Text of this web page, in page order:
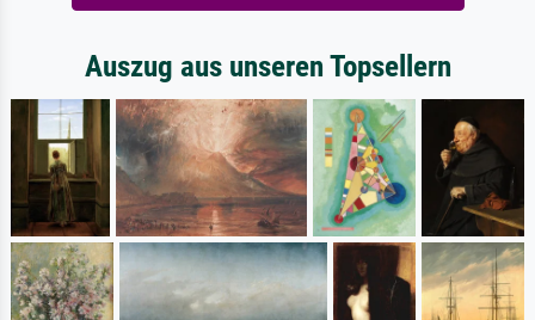
Auszug aus unseren Topsellern